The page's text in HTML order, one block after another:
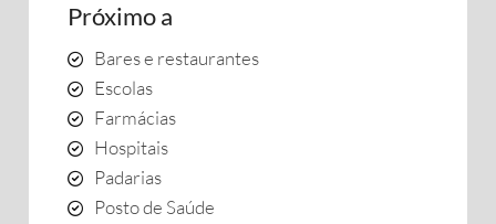
Próximo a
Bares e restaurantes
Escolas
Farmácias
Hospitais
Padarias
Posto de Saúde